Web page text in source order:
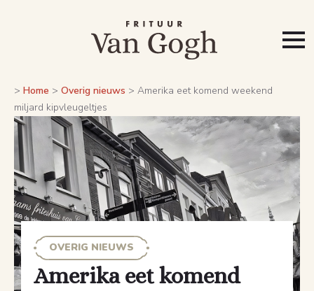
> Home > Overig nieuws > Amerika eet komend weekend
miljard kipvleugeltjes
OVERIG NIEUWS
Amerika eet komend